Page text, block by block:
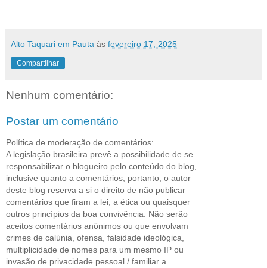
Alto Taquari em Pauta às fevereiro 17, 2025
Compartilhar
Nenhum comentário:
Postar um comentário
Política de moderação de comentários:
A legislação brasileira prevê a possibilidade de se
responsabilizar o blogueiro pelo conteúdo do blog,
inclusive quanto a comentários; portanto, o autor
deste blog reserva a si o direito de não publicar
comentários que firam a lei, a ética ou quaisquer
outros princípios da boa convivência. Não serão
aceitos comentários anônimos ou que envolvam
crimes de calúnia, ofensa, falsidade ideológica,
multiplicidade de nomes para um mesmo IP ou
invasão de privacidade pessoal / familiar a